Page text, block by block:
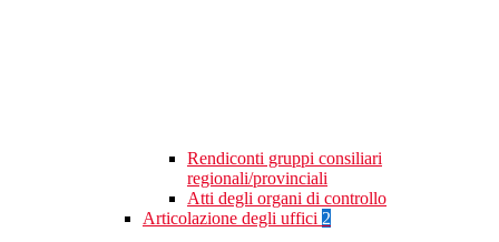
Rendiconti gruppi consiliari
regionali/provinciali
Atti degli organi di controllo
Articolazione degli uffici 2